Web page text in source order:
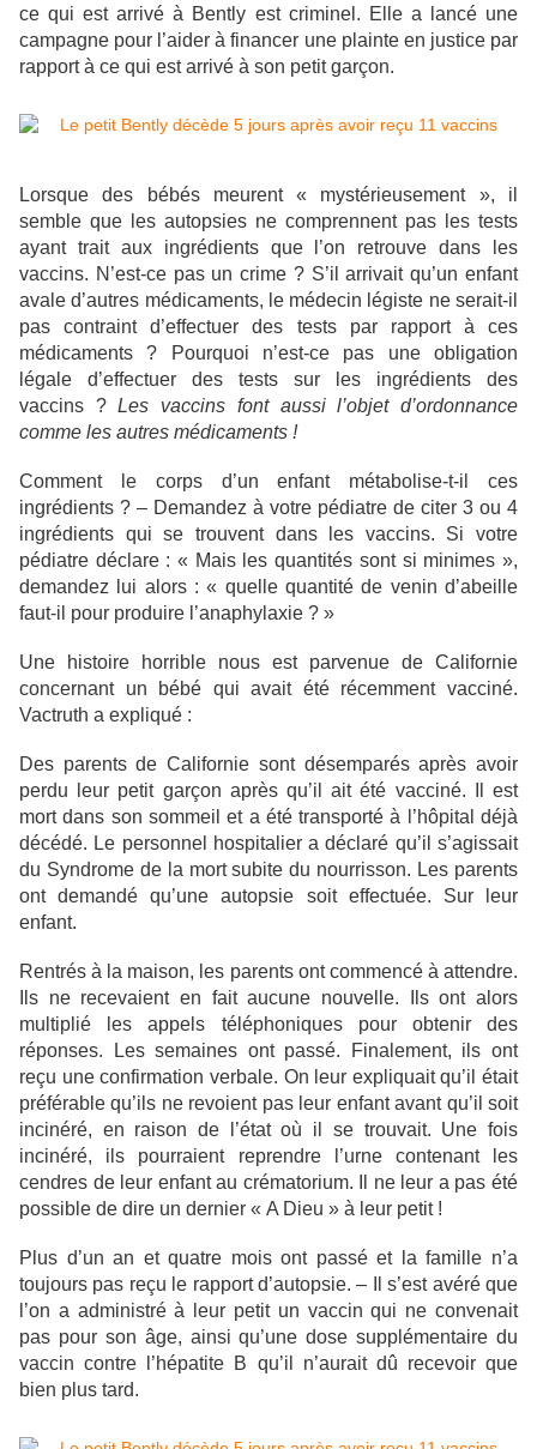
ce qui est arrivé à Bently est criminel. Elle a lancé une
campagne pour l’aider à financer une plainte en justice par
rapport à ce qui est arrivé à son petit garçon.
Lorsque des bébés meurent « mystérieusement », il
semble que les autopsies ne comprennent pas les tests
ayant trait aux ingrédients que l’on retrouve dans les
vaccins. N’est-ce pas un crime ? S’il arrivait qu’un enfant
avale d’autres médicaments, le médecin légiste ne serait-il
pas contraint d’effectuer des tests par rapport à ces
médicaments ? Pourquoi n’est-ce pas une obligation
légale d’effectuer des tests sur les ingrédients des
vaccins ?Les vaccins font aussi l’objet d’ordonnance
comme les autres médicaments !
Comment le corps d’un enfant métabolise-t-il ces
ingrédients ? – Demandez à votre pédiatre de citer 3 ou 4
ingrédients qui se trouvent dans les vaccins. Si votre
pédiatre déclare : « Mais les quantités sont si minimes »,
demandez lui alors : « quelle quantité de venin d’abeille
faut-il pour produire l’anaphylaxie ? »
Une histoire horrible nous est parvenue de Californie
concernant un bébé qui avait été récemment vacciné.
Vactruth a expliqué :
Des parents de Californie sont désemparés après avoir
perdu leur petit garçon après qu’il ait été vacciné. Il est
mort dans son sommeil et a été transporté à l’hôpital déjà
décédé. Le personnel hospitalier a déclaré qu’il s’agissait
du Syndrome de la mort subite du nourrisson. Les parents
ont demandé qu’une autopsie soit effectuée. Sur leur
enfant.
Rentrés à la maison, les parents ont commencé à attendre.
Ils ne recevaient en fait aucune nouvelle. Ils ont alors
multiplié les appels téléphoniques pour obtenir des
réponses. Les semaines ont passé. Finalement, ils ont
reçu une confirmation verbale. On leur expliquait qu’il était
préférable qu’ils ne revoient pas leur enfant avant qu’il soit
incinéré, en raison de l’état où il se trouvait. Une fois
incinéré, ils pourraient reprendre l’urne contenant les
cendres de leur enfant au crématorium. Il ne leur a pas été
possible de dire un dernier « A Dieu » à leur petit !
Plus d’un an et quatre mois ont passé et la famille n’a
toujours pas reçu le rapport d’autopsie. – Il s’est avéré que
l’on a administré à leur petit un vaccin qui ne convenait
pas pour son âge, ainsi qu’une dose supplémentaire du
vaccin contre l’hépatite B qu’il n’aurait dû recevoir que
bien plus tard.